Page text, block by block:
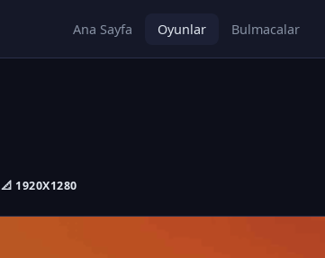
Ana Sayfa Oyunlar Bulmacalar
📐 1920X1280